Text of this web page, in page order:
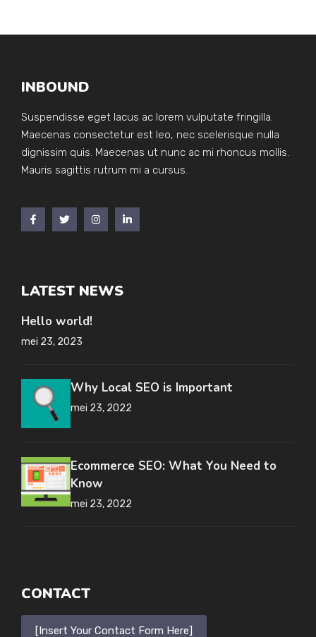
INBOUND
Suspendisse eget lacus ac lorem vulputate fringilla.
Maecenas consectetur est leo, nec scelerisque nulla
dignissim quis. Maecenas ut nunc ac mi rhoncus mollis.
Mauris sagittis rutrum mi a cursus.
LATEST NEWS
Hello world!
mei 23, 2023
Why Local SEO is Important
mei 23, 2022
Ecommerce SEO: What You Need to
Know
mei 23, 2022
CONTACT
[Insert Your Contact Form Here]